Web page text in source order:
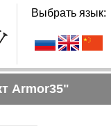
Выбрать язык:
Armor35"